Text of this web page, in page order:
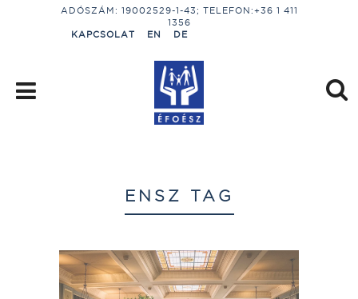
ADÓSZÁM: 19002529-1-43; TELEFON:+36 1 411
1356
KAPCSOLAT
EN DE
ENSZ TAG